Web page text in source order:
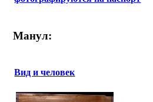
Манул:
Вид и человек